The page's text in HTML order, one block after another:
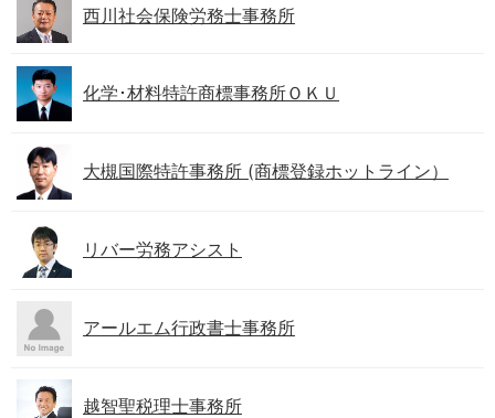
西川社会保険労務士事務所
化学･材料特許商標事務所ＯＫＵ
大槻国際特許事務所 (商標登録ホットライン）
リバー労務アシスト
アールエム行政書士事務所
越智聖税理士事務所